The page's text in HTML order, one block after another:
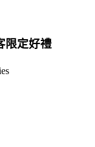
限定好禮